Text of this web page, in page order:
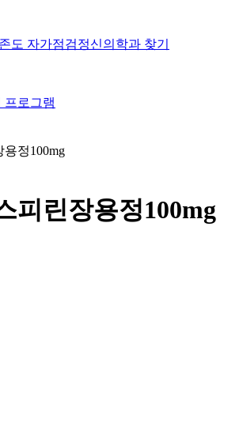
도 자가점검정신의학과 찾기
프로그램
피린장용정100mg